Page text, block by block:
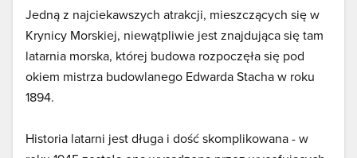
Jedną z najciekawszych atrakcji, mieszczących się w
Krynicy Morskiej, niewątpliwie jest znajdująca się tam
latarnia morska, której budowa rozpoczęła się pod
okiem mistrza budowlanego Edwarda Stacha w roku
1894.
Historia latarni jest długa i dość skomplikowana - w